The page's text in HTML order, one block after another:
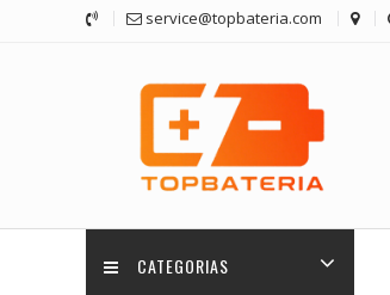
service@topbateria.com
CATEGORIAS